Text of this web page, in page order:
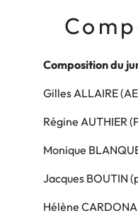
Composition du
Gilles ALLAIRE
Régine AUTHIER
Monique
Jacques BOUTIN
Hélène